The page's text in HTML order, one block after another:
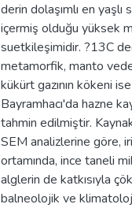
derin dolaşımlı en
içermiş olduğu yüksek
suetkileşimidir. ?13C
metamorfik, manto
kükürt gazının kökeni
Bayramhacı'da hazne
tahmin edilmiştir.
SEM analizlerine göre,
ortamında, ince taneli
alglerin de katkısıyla
balneolojik ve